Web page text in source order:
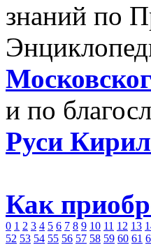
знаний по
и по
Руси
Как
0 1 2 3 4 5 6 7 8 9 10 11 12 13
52 53 54 55 56 57 58 59 60 61